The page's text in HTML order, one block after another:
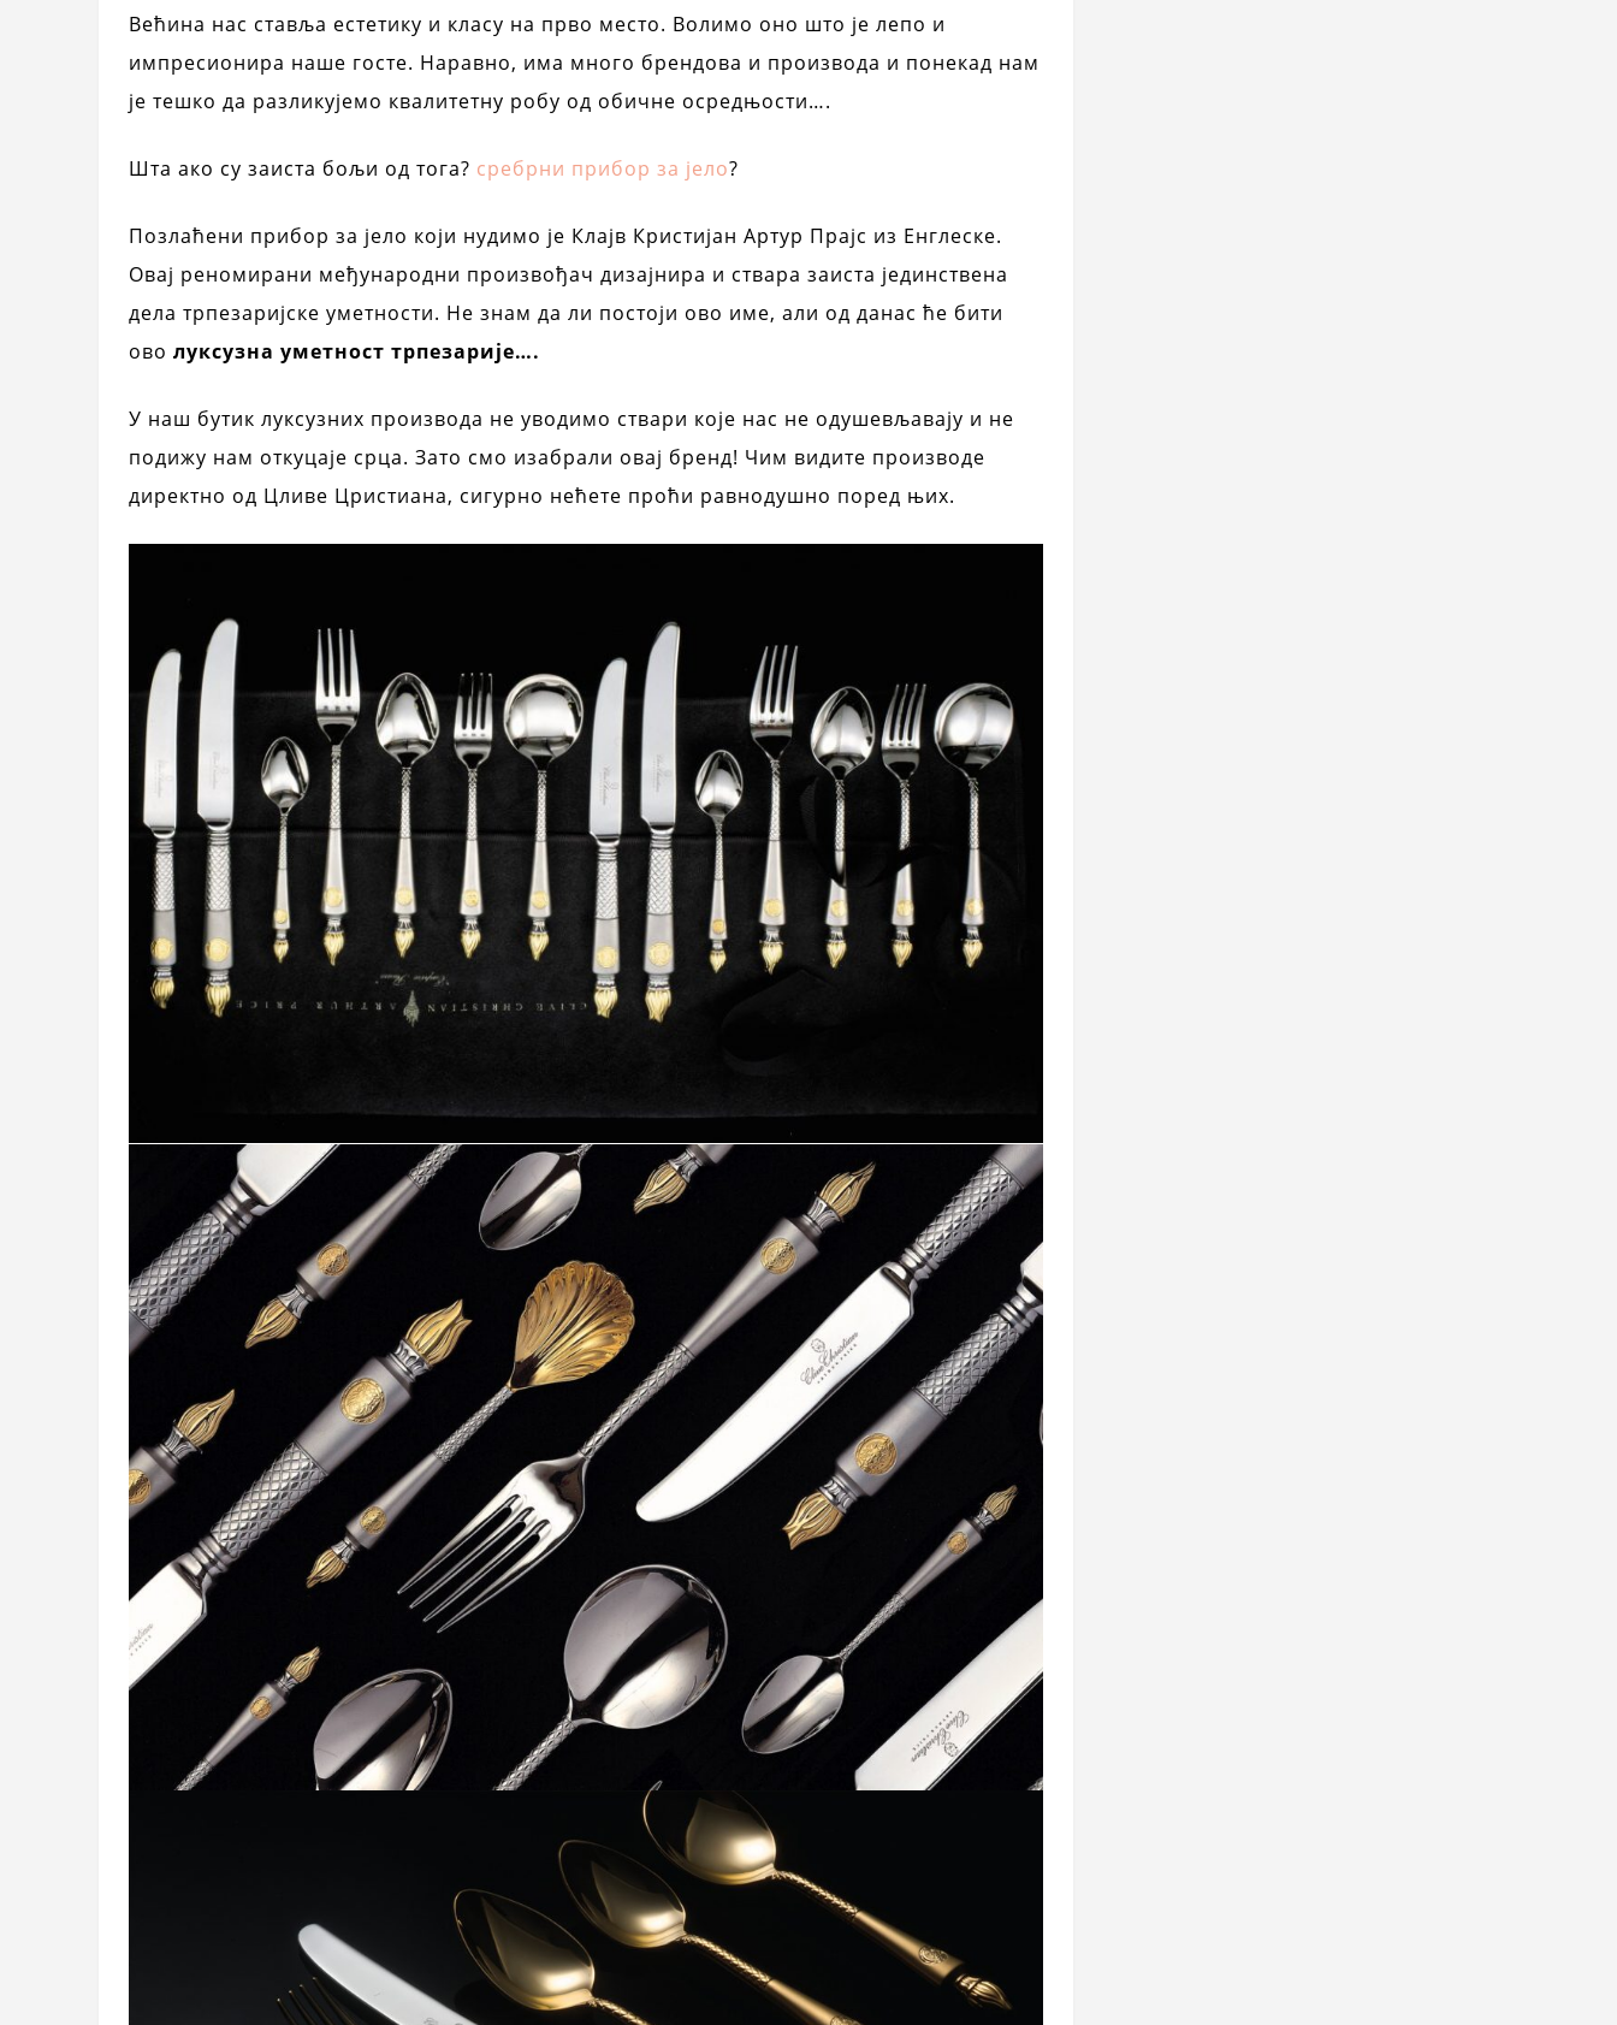
Већина нас ставља естетику и класу на прво место. Волимо оно што је лепо и
импресионира наше госте. Наравно, има много брендова и производа и понекад нам
је тешко да разликујемо квалитетну робу од обичне осредњости….
Шта ако су заиста бољи од тога? сребрни прибор за јело?
Позлаћени прибор за јело који нудимо је Клајв Кристијан Артур Прајс из Енглеске.
Овај реномирани међународни произвођач дизајнира и ствара заиста јединствена
дела трпезаријске уметности. Не знам да ли постоји ово име, али од данас ће бити
ово луксузна уметност трпезарије….
У наш бутик луксузних производа не уводимо ствари које нас не одушевљавају и не
подижу нам откуцаје срца. Зато смо изабрали овај бренд! Чим видите производе
директно од Цливе Цристиана, сигурно нећете проћи равнодушно поред њих.